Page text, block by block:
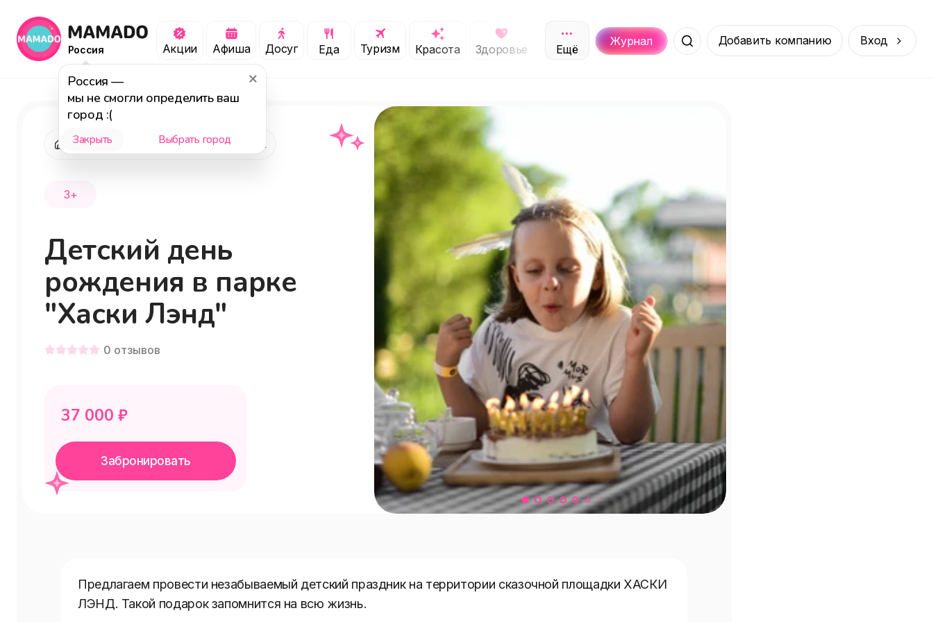
Россия
Россия —
мы не смогли определить ваш
город :(
Закрыть Выбрать город
Акции Афиша Досуг Еда Туризм Красота Здоровье Обучение Спорт Услуги Покупки Онлайн
Ещё
Журнал Места Добавить компанию Вход
"Хаски Лэнд", интерактивный парк
3+
Детский день
рождения в парке
"Хаски Лэнд"
0 отзывов
37 000 ₽
Забронировать
Предлагаем провести незабываемый детский праздник на территории сказочной площадки ХАСКИ
ЛЭНД. Такой подарок запомнится на всю жизнь.